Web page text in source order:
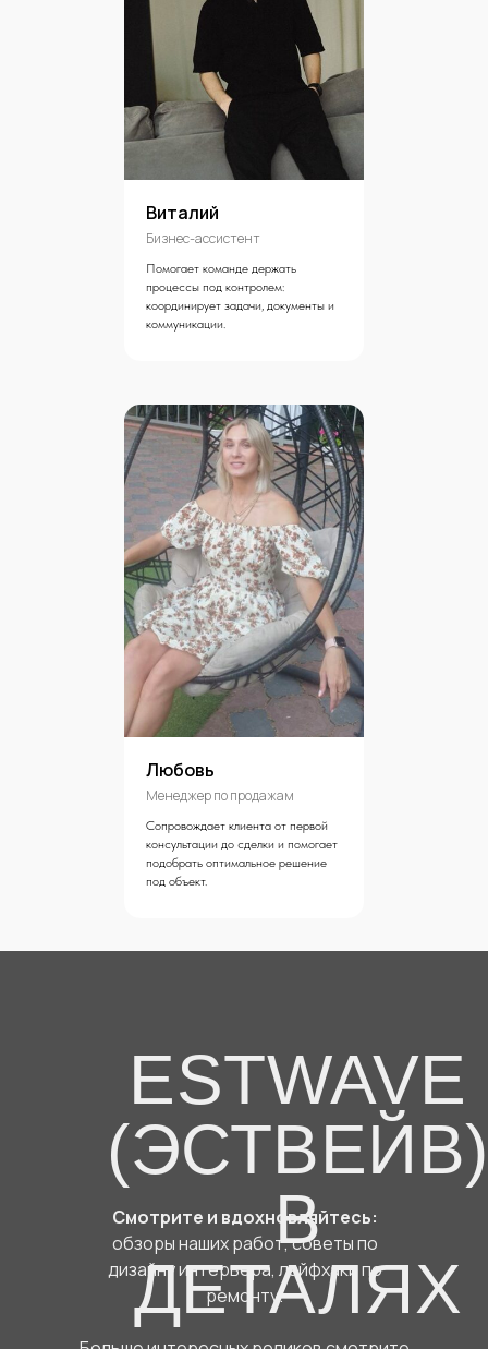
Виталий
Бизнес-ассистент
Помогает команде держать
процессы под контролем:
координирует задачи, документы и
коммуникации.
Любовь
Менеджер по продажам
Сопровождает клиента от первой
консультации до сделки и помогает
подобрать оптимальное решение
под объект.
ESTWAVE
(ЭСТВЕЙВ)
В
ДЕТАЛЯХ
Смотрите и вдохновляйтесь:
обзоры наших работ, советы по
дизайну интерьера, лайфхаки по
ремонту.